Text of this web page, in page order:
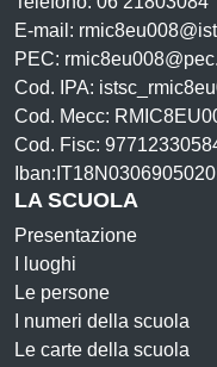
E-mail:
PEC:
Cod. IPA:
Cod. Mecc:
Cod. Fisc:
LA SCUOLA
Presentazione
I luoghi
Le persone
I numeri della scuola
Le carte della scuola